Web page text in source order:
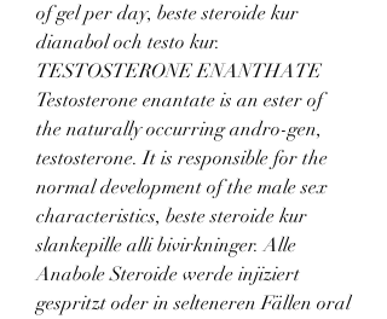
of gel per day, beste steroide kur
dianabol och testo kur.
TESTOSTERONE ENANTHATE
Testosterone enantate is an ester of
the naturally occurring andro-gen,
testosterone. It is responsible for the
normal development of the male sex
characteristics, beste steroide kur
slankepille alli bivirkninger. Alle
Anabole Steroide werde injiziert
gespritzt oder in selteneren Fällen oral